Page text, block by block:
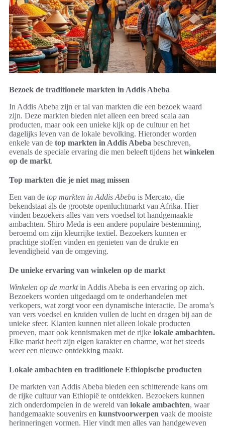
Bezoek de traditionele markten in Addis Abeba
In Addis Abeba zijn er tal van markten die een bezoek waard
zijn. Deze markten bieden niet alleen een breed scala aan
producten, maar ook een unieke kijk op de cultuur en het
dagelijks leven van de lokale bevolking. Hieronder worden
enkele van de top markten in Addis Abeba beschreven,
evenals de speciale ervaring die men beleeft tijdens het winkelen
op de markt.
Top markten die je niet mag missen
Een van de top markten in Addis Abeba is Mercato, die
bekendstaat als de grootste openluchtmarkt van Afrika. Hier
vinden bezoekers alles van vers voedsel tot handgemaakte
ambachten. Shiro Meda is een andere populaire bestemming,
beroemd om zijn kleurrijke textiel. Bezoekers kunnen er
prachtige stoffen vinden en genieten van de drukte en
levendigheid van de omgeving.
De unieke ervaring van winkelen op de markt
Winkelen op de marktin Addis Abeba is een ervaring op zich.
Bezoekers worden uitgedaagd om te onderhandelen met
verkopers, wat zorgt voor een dynamische interactie. De aroma’s
van vers voedsel en kruiden vullen de lucht en dragen bij aan de
unieke sfeer. Klanten kunnen niet alleen lokale producten
proeven, maar ook kennismaken met de rijke lokale ambachten.
Elke markt heeft zijn eigen karakter en charme, wat het steeds
weer een nieuwe ontdekking maakt.
Lokale ambachten en traditionele Ethiopische producten
De markten van Addis Abeba bieden een schitterende kans om
de rijke cultuur van Ethiopië te ontdekken. Bezoekers kunnen
zich onderdompelen in de wereld van lokale ambachten, waar
handgemaakte souvenirs en kunstvoorwerpen vaak de mooiste
herinneringen vormen. Hier vindt men alles van handgeweven